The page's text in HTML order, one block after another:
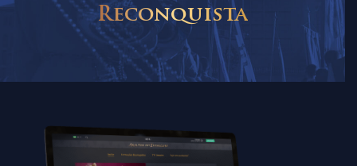
Reconquista